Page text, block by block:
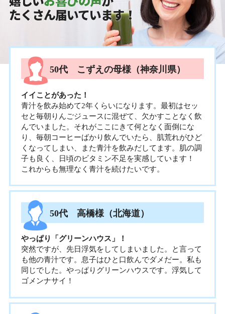
たくさん届いています！
50代 こずえの母様（神奈川県）
イイことがあった！
青汁を飲み始めて2年くらいになります。最初はセッ
セと毎朝りんごジュースに混ぜて、欠かすことなく飲
んでいました。それがここにきて何となく面倒にな
り、毎朝コーヒーばかり飲んでいたら、肌荒れがひど
くなってしまい、また青汁を飲みだしてます。肌の調
子も良く、日頃のビタミン不足を実感しています！
これからも無理なく青汁を続けたいです。
50代 高橋様（北海道）
やっぱり「グリーンハウス」！
突然ですが、先日浮気をしてしまいました。と言って
も他の青汁です。息子はひと口飲んでダメだー。私も
同じでした。やっぱりグリーンハウスです。浮気して
ゴメンナサイ！